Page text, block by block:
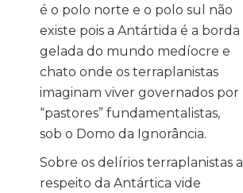
é o polo norte e o polo sul não
existe pois a Antártida é a borda
gelada do mundo medíocre e
chato onde os terraplanistas
imaginam viver governados por
“pastores” fundamentalistas,
sob o Domo da Ignorância.
Sobre os delírios terraplanistas a
respeito da Antártica vide